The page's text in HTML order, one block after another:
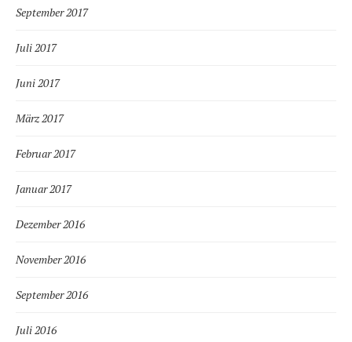
September 2017
Juli 2017
Juni 2017
März 2017
Februar 2017
Januar 2017
Dezember 2016
November 2016
September 2016
Juli 2016